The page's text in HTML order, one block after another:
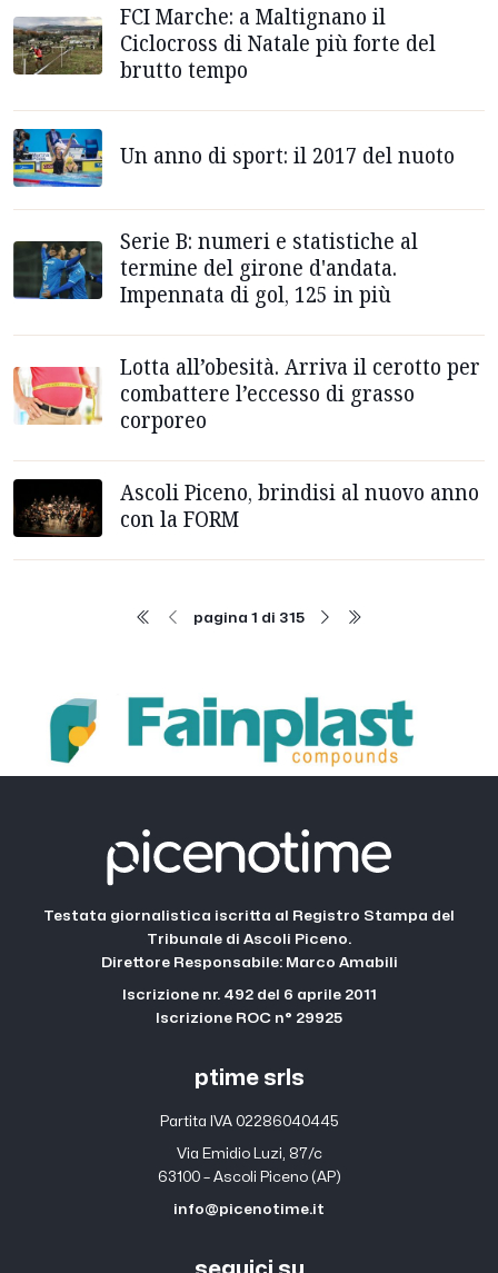
FCI Marche: a Maltignano il
Ciclocross di Natale più forte del
brutto tempo
Un anno di sport: il 2017 del nuoto
Serie B: numeri e statistiche al
termine del girone d'andata.
Impennata di gol, 125 in più
Lotta all’obesità. Arriva il cerotto per
combattere l’eccesso di grasso
corporeo
Ascoli Piceno, brindisi al nuovo anno
con la FORM
pagina 1 di 315
Testata giornalistica iscritta al Registro Stampa del
Tribunale di Ascoli Piceno.
Direttore Responsabile: Marco Amabili
Iscrizione nr. 492 del 6 aprile 2011
Iscrizione ROC n° 29925
ptime srls
Partita IVA 02286040445
Via Emidio Luzi, 87/c
63100 – Ascoli Piceno (AP)
info@picenotime.it